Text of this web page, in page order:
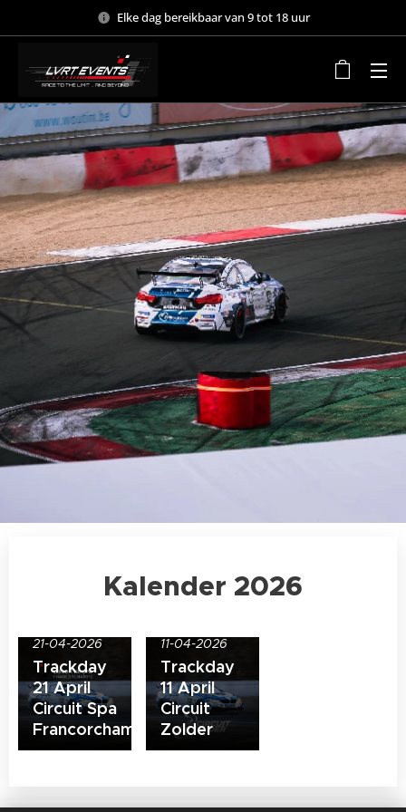
Elke dag bereikbaar van 9 tot 18 uur
Kalender 2026
21-04-2026
Trackday
21 April
Circuit Spa
Francorchamps
11-04-2026
Trackday
11 April
Circuit
Zolder